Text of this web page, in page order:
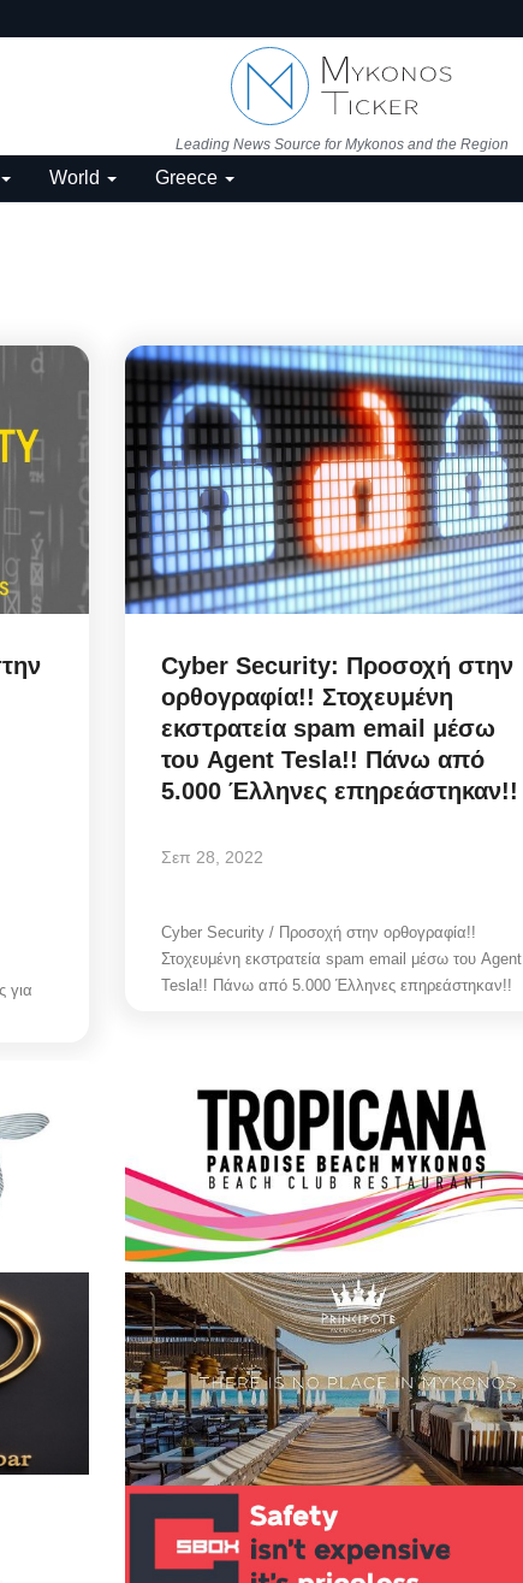
Leading News Source for Mykonos and the Region
World Greece
για
Cyber Security: Προσοχή στην
ορθογραφία!! Στοχευμένη
εκστρατεία spam email μέσω
του Agent Tesla!! Πάνω από
5.000 Έλληνες επηρεάστηκαν!!
Σεπ 28, 2022
Cyber Security / Προσοχή στην ορθογραφία!!
Στοχευμένη εκστρατεία spam email μέσω του Agent
Tesla!! Πάνω από 5.000 Έλληνες επηρεάστηκαν!!